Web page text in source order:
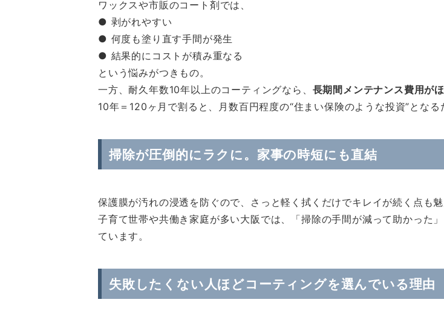
ワックスや市販のコート剤では、
● 剥がれやすい
● 何度も塗り直す手間が発生
● 結果的にコストが積み重なる
という悩みがつきもの。
一方、耐久年数10年以上のコーティングなら、 長期間メンテナンス費用が
10年＝120ヶ月で割ると、月数百円程度の“住まい保険のような投資”とな
掃除が圧倒的にラクに。家事の時短にも直結
保護膜が汚れの浸透を防ぐので、さっと軽く拭くだけでキレイが続く点も魅
子育て世帯や共働き家庭が多い大阪では、「掃除の手間が減って助かった
ています。
失敗したくない人ほどコーティングを選んでいる理由